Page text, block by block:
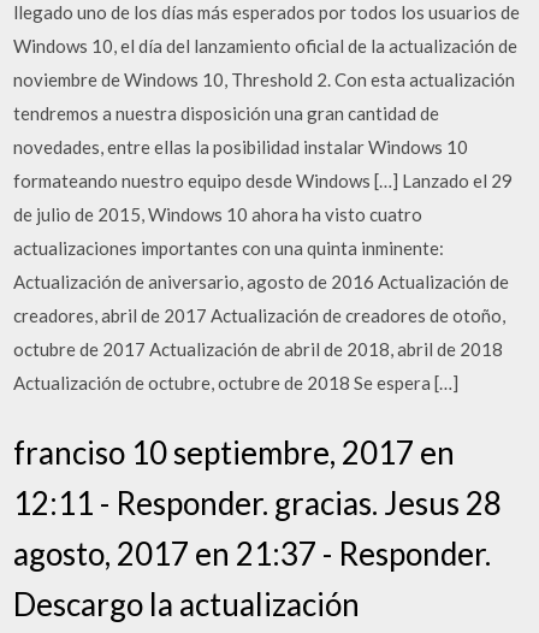
llegado uno de los días más esperados por todos los usuarios de
Windows 10, el día del lanzamiento oficial de la actualización de
noviembre de Windows 10, Threshold 2. Con esta actualización
tendremos a nuestra disposición una gran cantidad de
novedades, entre ellas la posibilidad instalar Windows 10
formateando nuestro equipo desde Windows […] Lanzado el 29
de julio de 2015, Windows 10 ahora ha visto cuatro
actualizaciones importantes con una quinta inminente:
Actualización de aniversario, agosto de 2016 Actualización de
creadores, abril de 2017 Actualización de creadores de otoño,
octubre de 2017 Actualización de abril de 2018, abril de 2018
Actualización de octubre, octubre de 2018 Se espera […]
franciso 10 septiembre, 2017 en
12:11 - Responder. gracias. Jesus 28
agosto, 2017 en 21:37 - Responder.
Descargo la actualización